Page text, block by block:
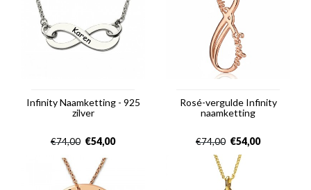
Infinity Naamketting - 925
zilver
€74,00 €54,00
Rosé-vergulde Infinity
naamketting
€74,00 €54,00